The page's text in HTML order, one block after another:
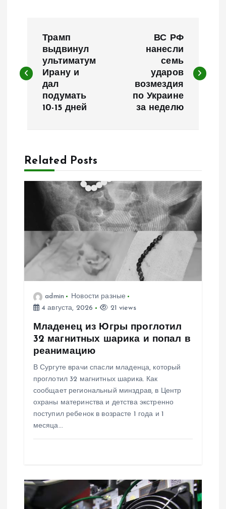
в
а
ц
я
о
Трамп
выдвинул
ультиматум
Ирану и
дал
подумать
10-15 дней
ВС РФ
нанесли
семь
ударов
возмездия
по Украине
за неделю
Related Posts
admin
Новости разные
4 августа, 2026
21 views
Младенец из Югры проглотил
32 магнитных шарика и попал в
реанимацию
В Сургуте врачи спасли младенца, который
проглотил 32 магнитных шарика. Как
сообщает региональный минздрав, в Центр
охраны материнства и детства экстренно
поступил ребенок в возрасте 1 года и 1
месяца…